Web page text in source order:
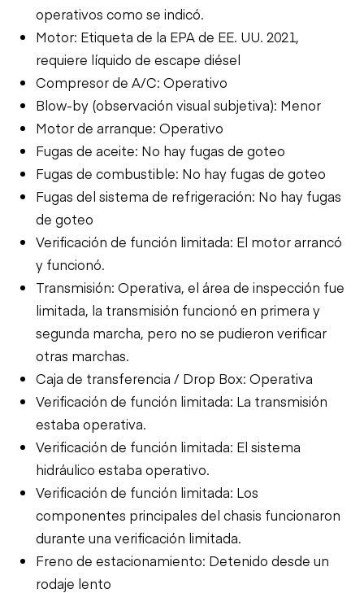
operativos como se indicó.
Motor: Etiqueta de la EPA de EE. UU. 2021,
requiere líquido de escape diésel
Compresor de A/C: Operativo
Blow-by (observación visual subjetiva): Menor
Motor de arranque: Operativo
Fugas de aceite: No hay fugas de goteo
Fugas de combustible: No hay fugas de goteo
Fugas del sistema de refrigeración: No hay fugas
de goteo
Verificación de función limitada: El motor arrancó
y funcionó.
Transmisión: Operativa, el área de inspección fue
limitada, la transmisión funcionó en primera y
segunda marcha, pero no se pudieron verificar
otras marchas.
Caja de transferencia / Drop Box: Operativa
Verificación de función limitada: La transmisión
estaba operativa.
Verificación de función limitada: El sistema
hidráulico estaba operativo.
Verificación de función limitada: Los
componentes principales del chasis funcionaron
durante una verificación limitada.
Freno de estacionamiento: Detenido desde un
rodaje lento